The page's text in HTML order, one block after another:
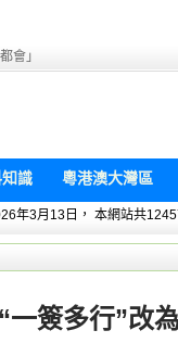
會」
知識 粵港澳大灣區
年3月13日， 本網站共
一簽多行”改